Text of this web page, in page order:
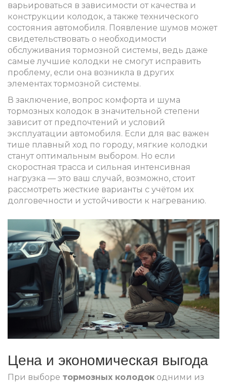
варьироваться в зависимости от качества и
конструкции колодок, а также технического
состояния автомобиля. Появление шумов может
свидетельствовать о необходимости
обслуживания тормозной системы, ведь даже
самые лучшие колодки не смогут исправить
проблему, если она возникла в других
элементах тормозной системы.
В заключение, вопрос комфорта и шума
тормозных колодок в значительной степени
зависит от предпочтений и условий
эксплуатации автомобиля. Если для вас важен
тише плавный ход по городу, мягкие колодки
станут оптимальным выбором. Но если
скоростная трасса и сильная интенсивная
нагрузка — это ваш случай, возможно, стоит
рассмотреть жесткие варианты с учётом их
долговечности и устойчивости к нагреванию.
Цена и экономическая выгода
При выборе тормозных колодок одними из